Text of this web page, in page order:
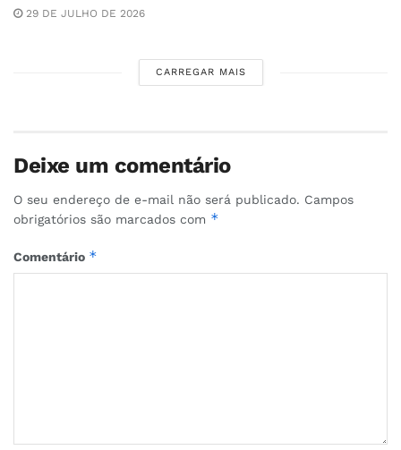
29 DE JULHO DE 2026
CARREGAR MAIS
Deixe um comentário
O seu endereço de e-mail não será publicado. Campos
obrigatórios são marcados com *
Comentário *